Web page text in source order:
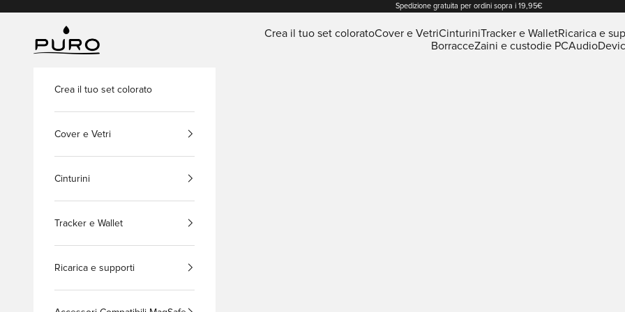
Spedizione gratuita per ordini sopra i 19,95€
PURO Shop Crea il tuo set coloratoCover e VetriCinturiniTracker e WalletRicarica e
BorracceZaini e custodie PCAudio
Crea il tuo set colorato
Cover e Vetri
Cinturini
Tracker e Wallet
Ricarica e supporti